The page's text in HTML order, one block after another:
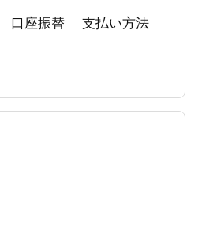
方法（他電力会社へのお切
口座振替 支払い方法